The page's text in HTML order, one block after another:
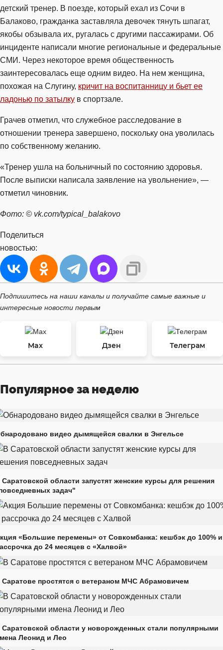
детский тренер. В поезде, который ехал из Сочи в
Балаково, гражданка заставляла девочек тянуть шпагат,
якобы обзывала их, ругалась с другими пассажирами. Об
инциденте написали многие региональные и федеральные
СМИ. Через некоторое время общественность
заинтересовалась еще одним видео. На нем женщина,
похожая на Слугину, кричит на воспитанницу и бьет ее
ладонью по затылку в спортзале.
Грачев отметил, что служебное расследование в
отношении тренера завершено, поскольку она уволилась
по собственному желанию.
«Тренер ушла на больничный по состоянию здоровья.
После выписки написала заявление на увольнение», —
отметил чиновник.
Фото: © vk.com/typical_balakovo
Поделиться
новостью:
Подпишитесь на наши каналы и получайте самые важные и
интересные новости первым
Max Дзен Телеграм
Популярное за неделю
видео дымящейся свалки в Энгельсе
Саратовской области запустят женские курсы для решения
задач"
«Большие перемены» от Совкомбанка: кешбэк до 100% и
до 24 месяцев с «Халвой»
Саратове простятся с ветераном МЧС Абрамовичем
Саратовской области у новорожденных стали популярными
Леонид и Лео